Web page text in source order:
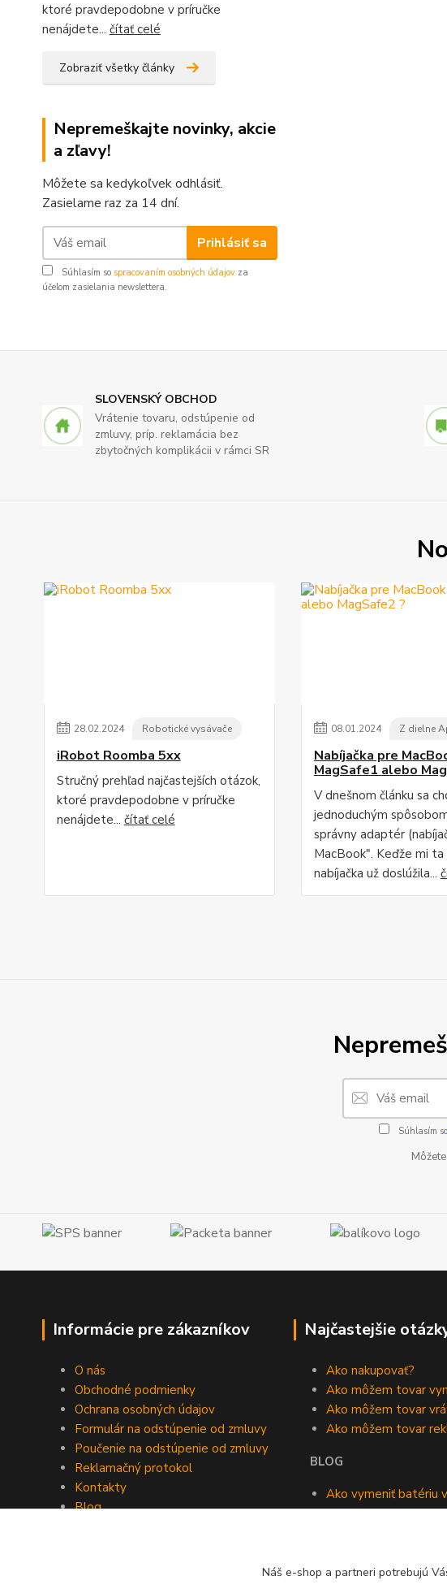
ktoré pravdepodobne v príručke
nenájdete... čítať celé
Zobraziť všetky články
Nepremeškajte novinky, akcie
a zľavy!
Môžete sa kedykoľvek odhlásiť.
Zasielame raz za 14 dní.
Prihlásiť sa
Súhlasím so spracovaním osobných údajov za
účelom zasielania newslettera.
SLOVENSKÝ OBCHOD
Vrátenie tovaru, odstúpenie od
zmluvy, príp. reklamácia bez
zbytočných komplikácii v rámci SR
28.02.2024 Robotické vysávače
iRobot Roomba 5xx
Stručný prehľad najčastejších otázok,
ktoré pravdepodobne v príručke
nenájdete... čítať celé
08.01.2024 Z dielne
Nabíjačka pre
MagSafe1 alebo
V dnešnom článku sa
jednoduchým
správny adaptér
MacBook". Keďže mi ta
nabíjačka už doslúžila...
Súhlasím so
Informácie pre zákazníkov
O nás
Obchodné podmienky
Ochrana osobných údajov
Formulár na odstúpenie od zmluvy
Poučenie na odstúpenie od zmluvy
Reklamačný protokol
Kontakty
Blog
Najčastejšie
Ako nakupovať?
Ako môžem tovar
Ako môžem tovar
Ako môžem tovar
BLOG
Ako vymeniť batériu
roomba
Kedy vymeniť batériu
Náš e-shop a partneri potrebujú